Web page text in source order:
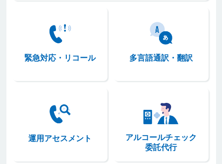
緊急対応・リコール
緊急対応・リコール 多言語通訳・翻訳
多言語通訳・翻訳
運用アセスメント
運用アセスメント アルコールチェ
アルコールチェック
委託代行